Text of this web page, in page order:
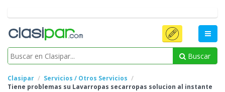
Buscar
Clasipar
Servicios / Otros Servicios
Tiene problemas su Lavarropas secarropas solucion al instante